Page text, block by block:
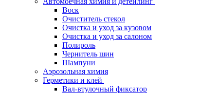
Воск
Очиститель стекол
Очистка и уход за кузовом
Очистка и уход за салоном
Полироль
Чернитель шин
Шампуни
Аэрозольная химия
Герметики и клей
Вал-втулочный фиксатор